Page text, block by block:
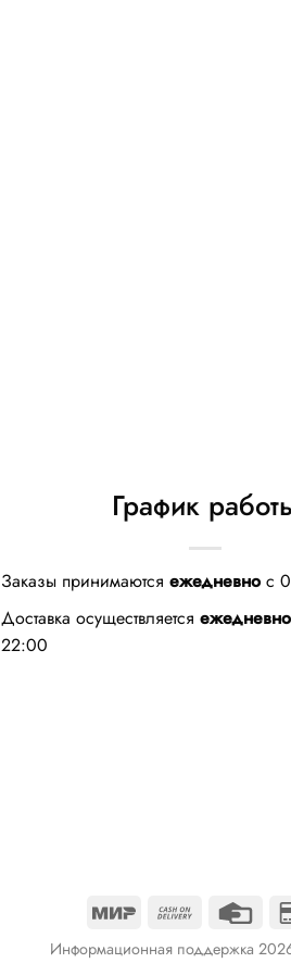
График
Заказы принимаются ежедневнос
Доставка осуществляется ежедневно
22:00
Mir
Cash
Информационная поддержка